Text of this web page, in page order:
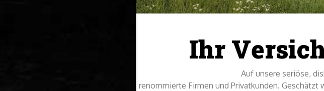
Ihr
Auf unsere seriöse,
renommierte Firmen und Privatkunden.